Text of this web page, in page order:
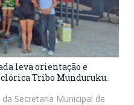
leva orientação e
Tribo Munduruku.
Secretaria Municipal de